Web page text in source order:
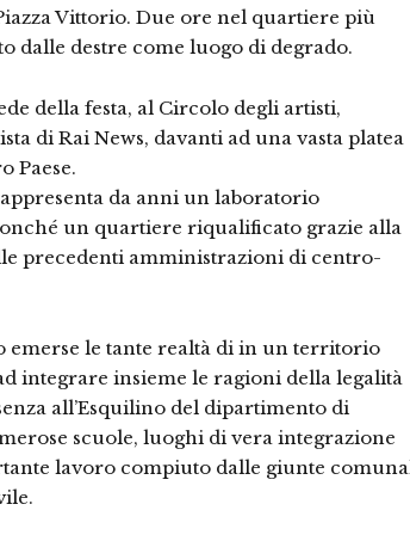
Vittorio. Due ore nel quartiere più
dalle destre come luogo di degrado.
della festa, al Circolo degli artisti,
di Rai News, davanti ad una vasta platea
Paese.
da anni un laboratorio
un quartiere riqualificato grazie alla
precedenti amministrazioni di centro-
emerse le tante realtà di in un territorio
integrare insieme le ragioni della legalità
all’Esquilino del dipartimento di
scuole, luoghi di vera integrazione
lavoro compiuto dalle giunte